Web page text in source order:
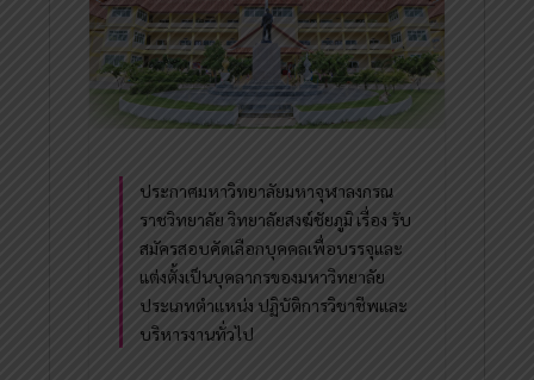
ประกาศมหาวิทยาลัยมหาจุฬาลงกรณ
ราชวิทยาลัย วิทยาลัยสงฆ์ชัยภูมิ เรื่อง รับ
สมัครสอบคัดเลือกบุคคลเพื่อบรรจุและ
แต่งตั้งเป็นบุคลากรของมหาวิทยาลัย
ประเภทตำแหน่ง ปฏิบัติการวิชาชีพและ
บริหารงานทั่วไป